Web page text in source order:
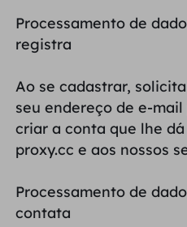
Agente de data
Proxy ISP de
Proxy Residencial
Agente de data
Proxy ISP de
POR CASO DE USO
Proteção da
Recursos
PARCEIROS
Programa de
FERRAMENTAS GRATUITAS
Aprender
Perguntas
Português
中文
Processamento de
registra
Ao se cadastrar,
seu endereço de e-
criar a conta que lhe
proxy.cc e aos nossos
Processamento de
contata